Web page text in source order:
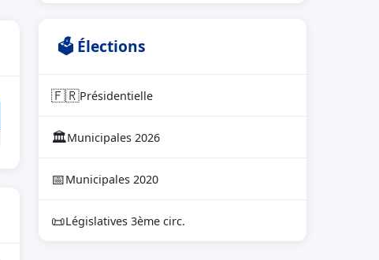
🗳 Élections
🇫🇷Présidentielle
🏛Municipales 2026
📅Municipales 2020
📜Législatives 3ème circ.